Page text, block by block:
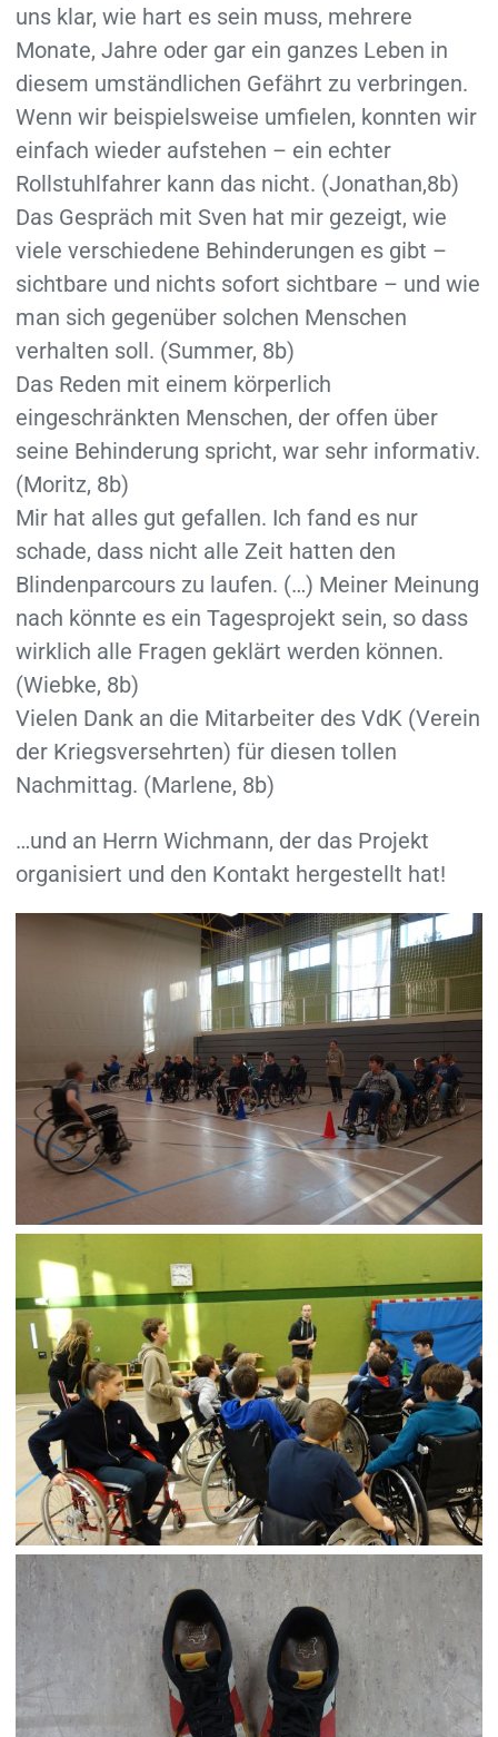
uns klar, wie hart es sein muss, mehrere
Monate, Jahre oder gar ein ganzes Leben in
diesem umständlichen Gefährt zu verbringen.
Wenn wir beispielsweise umfielen, konnten wir
einfach wieder aufstehen – ein echter
Rollstuhlfahrer kann das nicht. (Jonathan,8b)
Das Gespräch mit Sven hat mir gezeigt, wie
viele verschiedene Behinderungen es gibt –
sichtbare und nichts sofort sichtbare – und wie
man sich gegenüber solchen Menschen
verhalten soll. (Summer, 8b)
Das Reden mit einem körperlich
eingeschränkten Menschen, der offen über
seine Behinderung spricht, war sehr informativ.
(Moritz, 8b)
Mir hat alles gut gefallen. Ich fand es nur
schade, dass nicht alle Zeit hatten den
Blindenparcours zu laufen. (…) Meiner Meinung
nach könnte es ein Tagesprojekt sein, so dass
wirklich alle Fragen geklärt werden können.
(Wiebke, 8b)
Vielen Dank an die Mitarbeiter des VdK (Verein
der Kriegsversehrten) für diesen tollen
Nachmittag. (Marlene, 8b)
…und an Herrn Wichmann, der das Projekt
organisiert und den Kontakt hergestellt hat!